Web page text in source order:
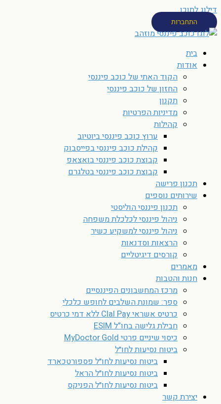
דילוג לתוכן
התחברות
בית
אודות
הקוד האתי של כוכב פיננסי
החזון של כוכב פיננסי
תקנון
מדיניות הפרטיות
קהילות
ערוץ כוכב פיננסי ביוטיוב
קהילת כוכב פיננסי בפייסבוק
קבוצת כוכב פיננסי בואצאפ
קבוצת כוכב פיננסי בטלגרם
תכנון פרישה
שירותים נוספים
תכנון פיננסי הוליסטי
ניהול פיננסי לכלכלת משפחה
ניהול פיננסי למשקיע כשיר
הרצאות וסדנאות
קורסים דיגיטליים
מאמרים
חנות והטבות
מרכז המחשבונים הפיננסיים
ספר: שמונת השלבים לחופש כלכלי
כרטיס אשראי Clal Pay ללא דמי כרטיס
חבילת גלישה בחו”ל ESIM
כיסוי שיניים פרטי MyDoctor Gold
ביטוח נסיעות לחו״ל
ביטוח נסיעות לחו״ל פספורטכארד
ביטוח נסיעות לחו״ל הראל
ביטוח נסיעות לחו״ל הפניקס
יצירת קשר